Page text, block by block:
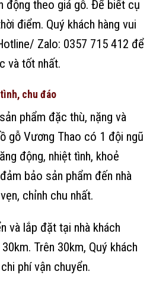
động theo giá gỗ. Để biết cụ
điểm. Quý khách hàng vui
Zalo: 0357 715 412 để
và tốt nhất.
chu đáo
phẩm đặc thù, nặng và
gỗ Vương Thao có 1 đội ngũ
động, nhiệt tình, khoẻ
bảo sản phẩm đến nhà
chỉnh chu nhất.
và lắp đặt tại nhà khách
Trên 30km, Quý khách
phí vận chuyển.